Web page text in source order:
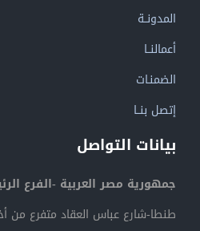
المدونــة
أعمالنــا
الضمنـات
إتصل بنــا
بيانات التواصل
جمهورية مصر العربية -الفرع
طنطا-شارع عباس العقاد متفرع من